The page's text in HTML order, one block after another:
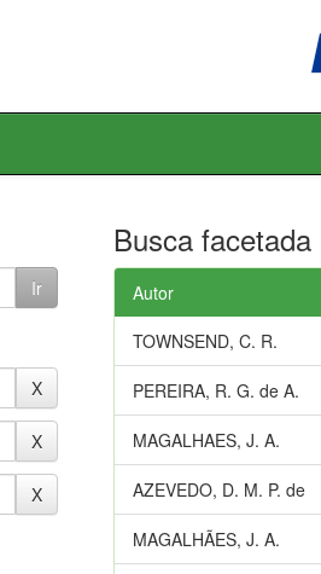
Busca facetada
Autor
TOWNSEND, C. R.
PEREIRA, R. G. de A.
MAGALHAES, J. A.
AZEVEDO, D. M. P. de
MAGALHÃES, J. A.